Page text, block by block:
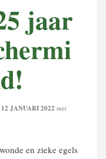
jaar
12 JANUARI 2022 met
en zieke egels